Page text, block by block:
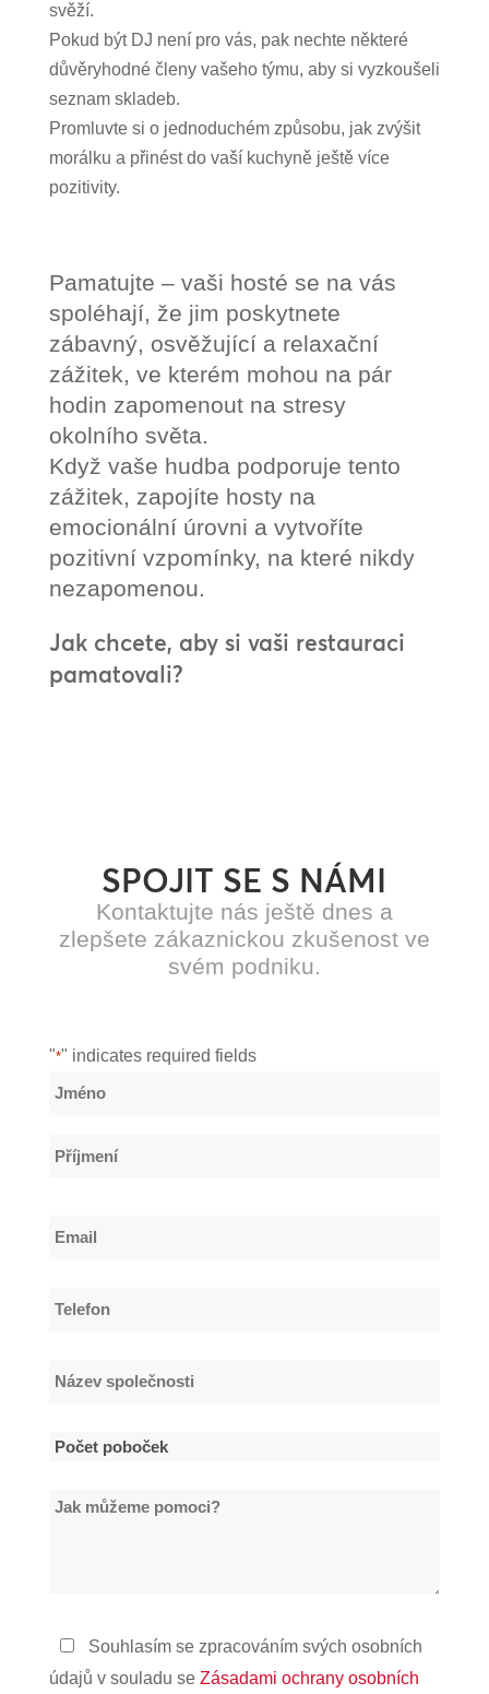
svěží.
Pokud být DJ není pro vás, pak nechte některé
důvěryhodné členy vašeho týmu, aby si vyzkoušeli
seznam skladeb.
Promluvte si o jednoduchém způsobu, jak zvýšit
morálku a přinést do vaší kuchyně ještě více
pozitivity.
Pamatujte – vaši hosté se na vás
spoléhají, že jim poskytnete
zábavný, osvěžující a relaxační
zážitek, ve kterém mohou na pár
hodin zapomenout na stresy
okolního světa.
Když vaše hudba podporuje tento
zážitek, zapojíte hosty na
emocionální úrovni a vytvoříte
pozitivní vzpomínky, na které nikdy
nezapomenou.
Jak chcete, aby si vaši restauraci
pamatovali?
SPOJIT SE S NÁMI
Kontaktujte nás ještě dnes a
zlepšete zákaznickou zkušenost ve
svém podniku.
"*" indicates required fields
Název
Jméno
Email
Telefon
Název
Počet
*Jak
Zásady
ochrany
Souhlasím se zpracováním svých osobních
údajů v souladu se Zásadami ochrany osobních